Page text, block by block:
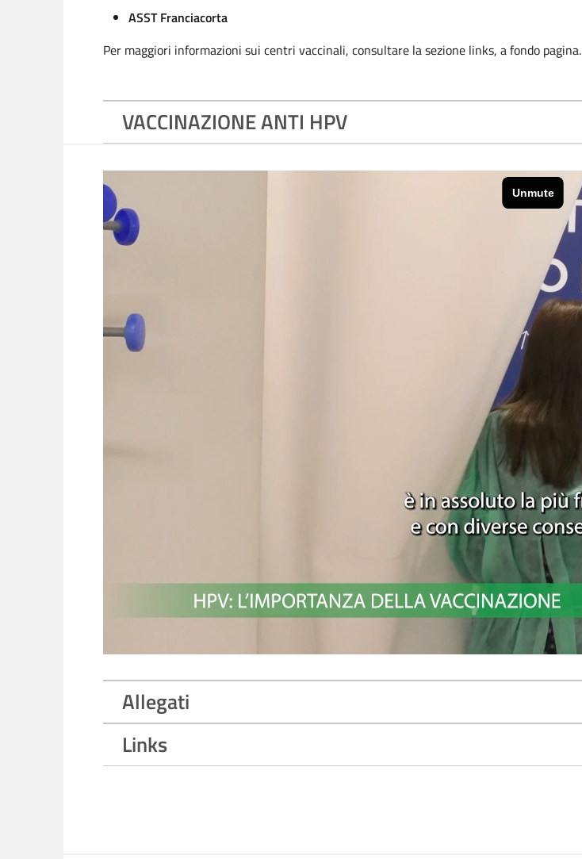
ASST Franciacorta
Per maggiori informazioni sui centri vaccinali, consultare la sezione links, a fondo pagina.
VACCINAZIONE ANTI HPV
Allegati
Links